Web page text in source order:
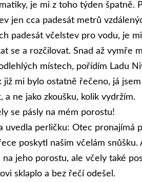
je mi z toho týden špatně.
jen cca padesát metrů
padesát včelstev pro vodu, je
se a rozčilovat. Snad až vymře
místech, pořídím Ladu
již mi bylo ostatně řečeno, já
a ne jako zkoušku, kolik vydržím.
se pásly na mém porostu!
uvedla perličku: Otec pronajímá
poskytl našim včelám
na jeho porostu, ale včely také
sklaplo a bez řečí odešel.